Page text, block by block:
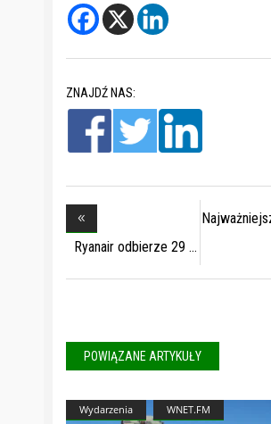
ZNAJDŹ NAS:
Ryanair odbierze 29
POWIĄZANE ARTYKUŁY
Wydarzenia WNET.FM